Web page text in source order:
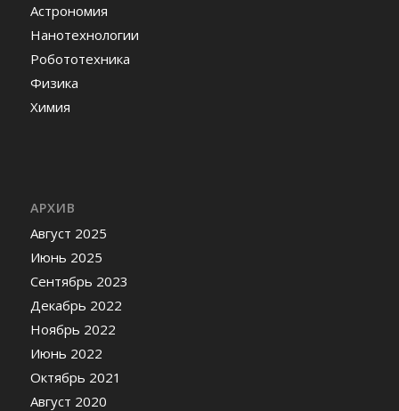
Астрономия
Нанотехнологии
Робототехника
Физика
Химия
АРХИВ
Август 2025
Июнь 2025
Сентябрь 2023
Декабрь 2022
Ноябрь 2022
Июнь 2022
Октябрь 2021
Август 2020